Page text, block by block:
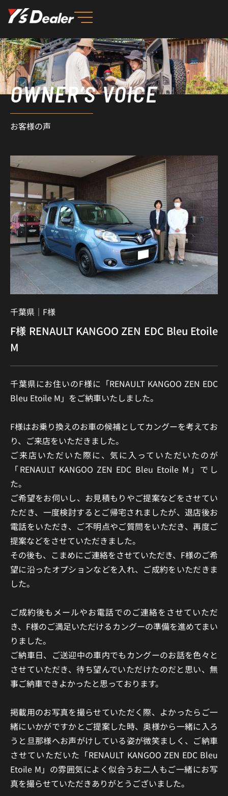
を
ス
キ
ッ
プ OWNER’S VOICE
お客様の声
千葉県｜ F様
F様 RENAULT KANGOO ZEN EDC Bleu Etoile
M
千葉県にお住いのF様に「RENAULT KANGOO ZEN EDC
Bleu Etoile M」をご納車いたしました。
F様はお乗り換えのお車の候補としてカングーを考えてお
り、ご来店をいただきました。
ご来店いただいた際に、気に入っていただいたのが
「RENAULT KANGOO ZEN EDC Bleu Etoile M」でし
た。
ご希望をお伺いし、お見積もりやご提案などをさせてい
ただき、一度検討するとご帰宅されましたが、退店後お
電話をいただき、ご不明点やご質問をいただき、再度ご
提案などをさせていただきました。
その後も、こまめにご連絡をさせていただき、F様のご希
望に沿ったオプションなどを入れ、ご成約をいただきま
した。
ご成約後もメールやお電話でのご連絡をさせていただ
き、F様のご満足いただけるカングーの準備を進めてまい
りました。
ご納車日、ご送迎中の車内でもカングーのお話を色々と
させていただき、待ち望んでいただけたのだと思い、無
事ご納車できよかったと思っております。
掲載用のお写真を撮らせていただく際、よかったらご一
緒にいかがですかとご提案した時、奥様から一緒に入ろ
うと旦那様へお声がけしている姿が微笑ましく、ご納車
させていただいた「RENAULT KANGOO ZEN EDC Bleu
Etoile M」の雰囲気によく似合うお二人もご一緒にお写
真を撮らせていただきありがとうございました。